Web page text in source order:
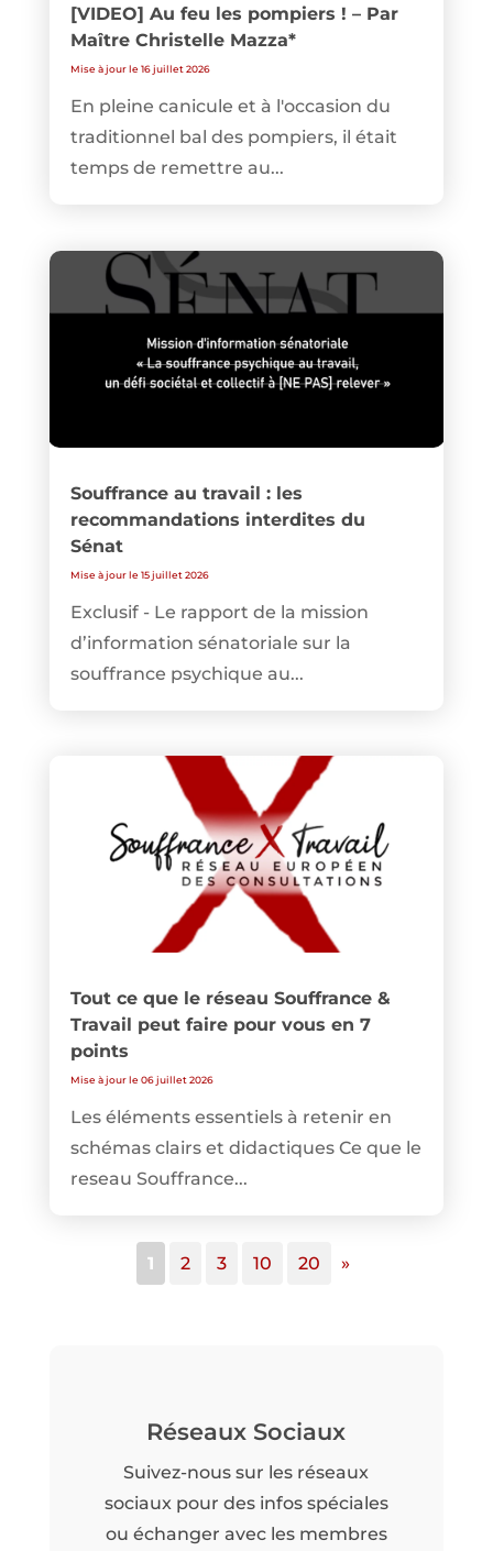
[VIDEO] Au feu les pompiers ! – Par
Maître Christelle Mazza*
Mise à jour le 16 juillet 2026
En pleine canicule et à l'occasion du
traditionnel bal des pompiers, il était
temps de remettre au...
Souffrance au travail : les
recommandations interdites du
Sénat
Mise à jour le 15 juillet 2026
Exclusif - Le rapport de la mission
d’information sénatoriale sur la
souffrance psychique au...
Tout ce que le réseau Souffrance &
Travail peut faire pour vous en 7
points
Mise à jour le 06 juillet 2026
Les éléments essentiels à retenir en
schémas clairs et didactiques Ce que le
reseau Souffrance...
1 2 3 10 20 »
Réseaux Sociaux
Suivez-nous sur les réseaux
sociaux pour des infos spéciales
ou échanger avec les membres